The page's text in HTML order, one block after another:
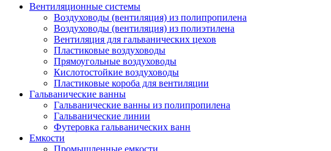
Вентиляционные системы
Воздуховоды (вентиляция) из полипропилена
Воздуховоды (вентиляция) из полиэтилена
Вентиляция для гальванических цехов
Пластиковые воздуховоды
Прямоугольные воздуховоды
Кислотостойкие воздуховоды
Пластиковые короба для вентиляции
Гальванические ванны
Гальванические ванны из полипропилена
Гальванические линии
Футеровка гальванических ванн
Емкости
Промышленные емкости